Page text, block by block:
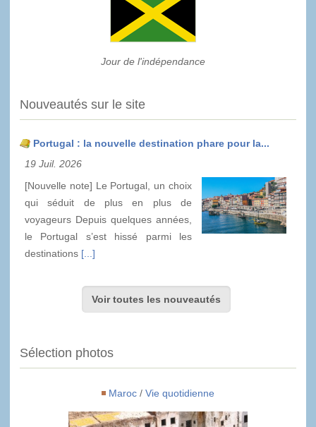
Jour de l'indépendance
Nouveautés sur le site
Portugal : la nouvelle destination phare pour la...
19 Juil. 2026
[Nouvelle note] Le Portugal, un choix
qui séduit de plus en plus de
voyageurs Depuis quelques années,
le Portugal s’est hissé parmi les
destinations [...]
Voir toutes les nouveautés
Sélection photos
Maroc / Vie quotidienne